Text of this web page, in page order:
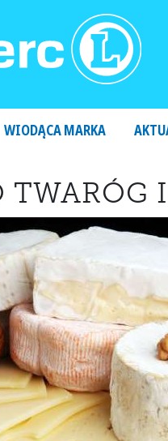
WIODĄCA MARKA
TWARÓG